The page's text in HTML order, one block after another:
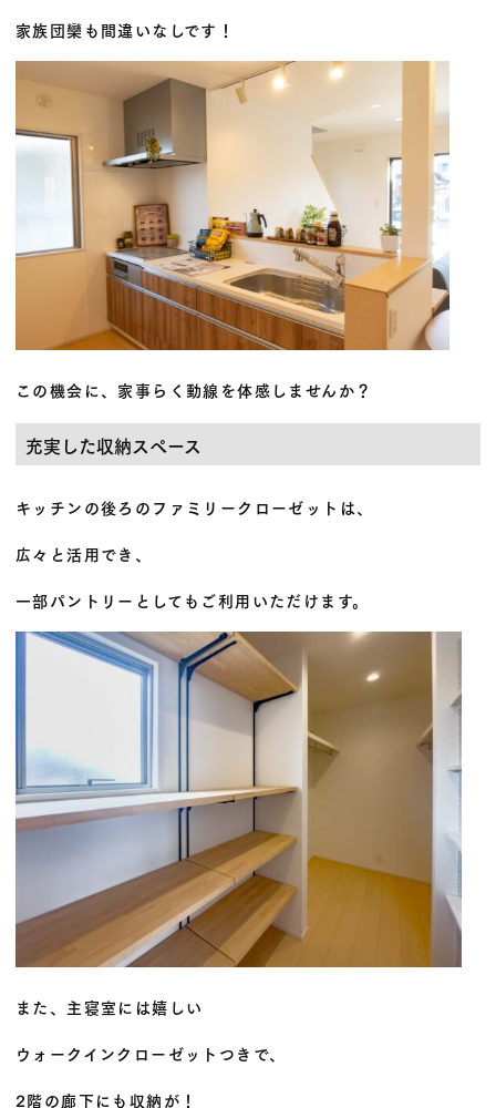
家族団欒も間違いなしです！
この機会に、家事らく動線を体感しませんか？
充実した収納スペース
キッチンの後ろのファミリークローゼットは、
広々と活用でき、
一部パントリーとしてもご利用いただけます。
また、主寝室には嬉しい
ウォークインクローゼットつきで、
2階の廊下にも収納が！